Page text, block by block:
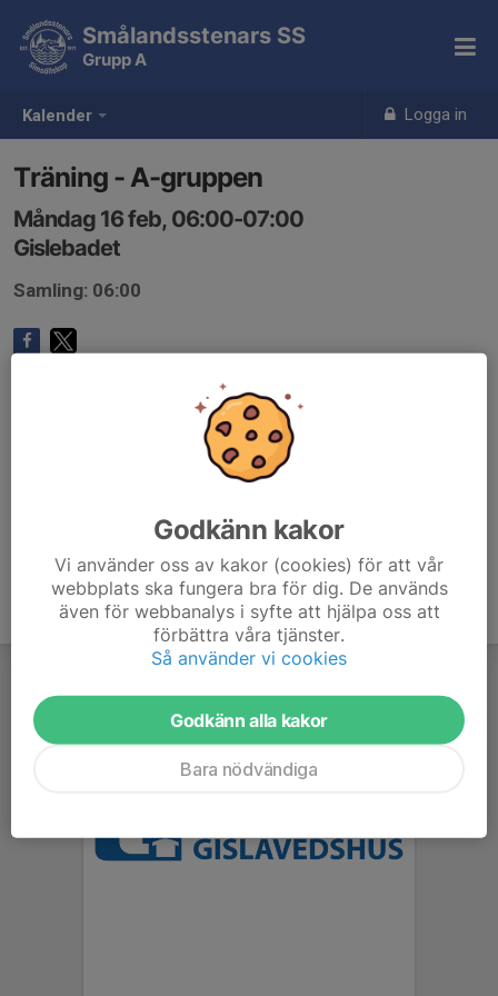
Kalender Logga in
Smålandsstenars SS
Grupp A
Träning - A-gruppen
Måndag 16 feb, 06:00-07:00
Gislebadet
Samling: 06:00
Godkänn kakor
Vi använder oss av kakor (cookies) för att vår
webbplats ska fungera bra för dig. De används
även för webbanalys i syfte att hjälpa oss att
förbättra våra tjänster.
Så använder vi cookies
Godkänn alla kakor
Bara nödvändiga